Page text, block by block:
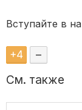
Вступайте в
+4 –
См. также